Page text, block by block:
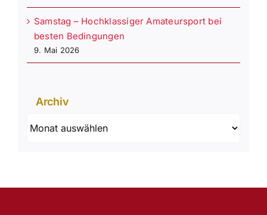
Samstag – Hochklassiger Amateursport bei
besten Bedingungen
9. Mai 2026
Archiv